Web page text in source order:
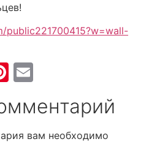
public221700415?w=wall-
Pinterest
вам необходимо